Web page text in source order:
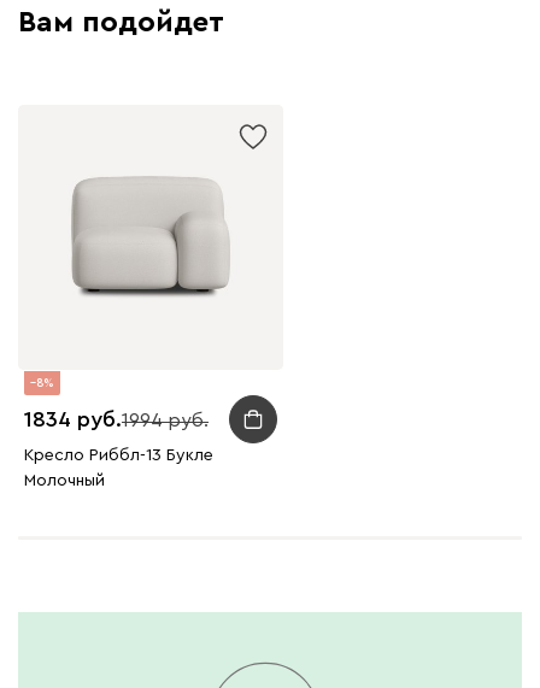
Вам подойдет
8
1834 1994
Кресло Риббл-13 Букле
Молочный